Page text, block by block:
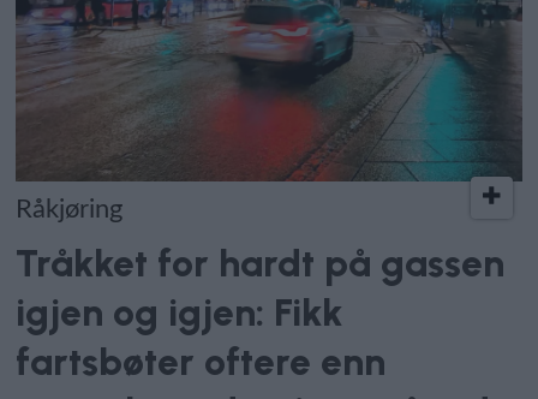
Råkjøring
Tråkket for hardt på gassen
igjen og igjen: Fikk
fartsbøter oftere enn